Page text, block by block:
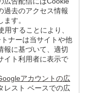
過去のアクセス情報
す。
用することにより、
ナーは当サイトや他
報に基づいて、適切
イト利用者に表示で
アカウントの広
レスト ベースでの広